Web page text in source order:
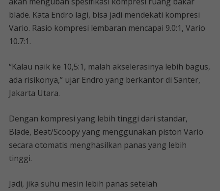
blade. Kata Endro lagi, bisa jadi mendekati kompresi
Vario. Rasio kompresi lembaran mencapai 9.0:1, Vario
10.7:1.
“Kalau naik ke 10,5:1, malah akselerasinya lebih bagus,
ada risikonya,” ujar Endro yang berkantor di Santer,
Jakarta Utara.
Dengan kompresi yang lebih tinggi dari standar,
Blade, Beat/Scoopy yang menggunakan piston Vario
secara otomatis menghasilkan panas yang lebih
tinggi.
Jadi, jika suhu mesin lebih panas setelah